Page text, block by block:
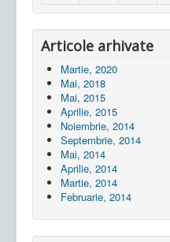
Articole arhivate
Martie, 2020
Mai, 2018
Mai, 2015
Aprilie, 2015
Noiembrie, 2014
Septembrie, 2014
Mai, 2014
Aprilie, 2014
Martie, 2014
Februarie, 2014